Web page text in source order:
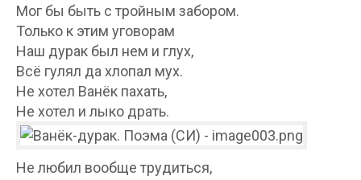
Мог бы быть с тройным забором.
Только к этим уговорам
Наш дурак был нем и глух,
Всё гулял да хлопал мух.
Не хотел Ванёк пахать,
Не хотел и лыко драть.
Не любил вообще трудиться,